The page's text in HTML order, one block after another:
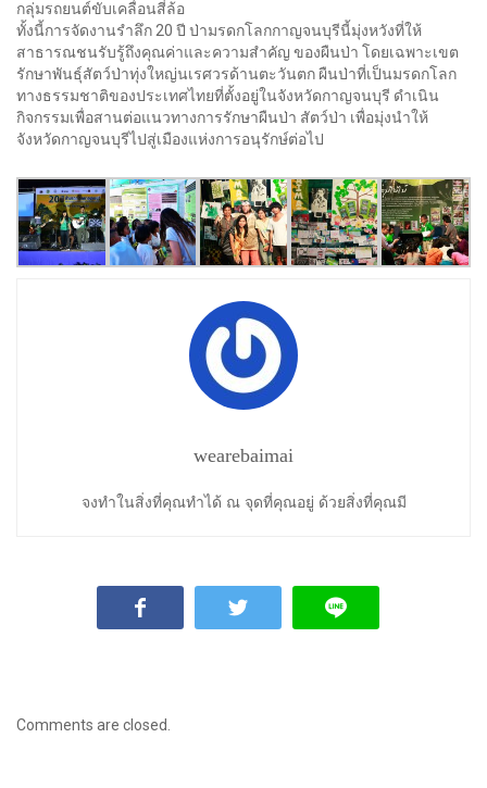
กลุ่มรถยนต์ขับเคลื่อนสี่ล้อ
ทั้งนี้การจัดงานรำลึก 20 ปี ป่ามรดกโลกกาญจนบุรีนี้มุ่งหวังที่ให้
สาธารณชนรับรู้ถึงคุณค่าและความสำคัญ ของผืนป่า โดยเฉพาะเขต
รักษาพันธุ์สัตว์ป่าทุ่งใหญ่นเรศวรด้านตะวันตก ผืนป่าที่เป็นมรดกโลก
ทางธรรมชาติของประเทศไทยที่ตั้งอยู่ในจังหวัดกาญจนบุรี ดำเนิน
กิจกรรมเพื่อสานต่อแนวทางการรักษาผืนป่า สัตว์ป่า เพื่อมุ่งนำให้
จังหวัดกาญจนบุรีไปสู่เมืองแห่งการอนุรักษ์ต่อไป
wearebaimai
จงทำในสิ่งที่คุณทำได้ ณ จุดที่คุณอยู่ ด้วยสิ่งที่คุณมี
Comments are closed.